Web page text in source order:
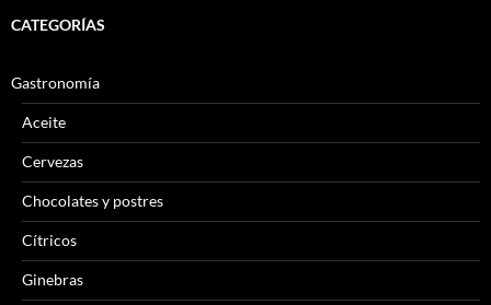
CATEGORÍAS
Gastronomía
Aceite
Cervezas
Chocolates y postres
Cítricos
Ginebras